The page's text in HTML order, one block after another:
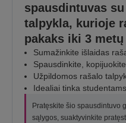
spausdintuvas
talpykla, kurioje
pakaks iki 3 metų
Sumažinkite išlaidas
Spausdinkite,
Užpildomos rašalo
Idealiai tinka studentams
Pratęskite šio spausdintuvo
sąlygos, suaktyvinkite